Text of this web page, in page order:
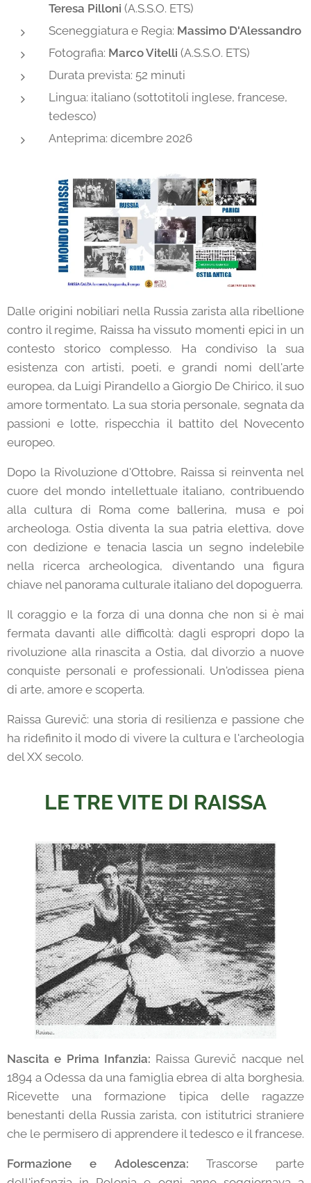
Teresa Pilloni (A.S.S.O. ETS)
Sceneggiatura e Regia: Massimo D'Alessandro
Fotografia: Marco Vitelli (A.S.S.O. ETS)
Durata prevista: 52 minuti
Lingua: italiano (sottotitoli inglese, francese,
tedesco)
Anteprima: dicembre 2026
Dalle origini nobiliari nella Russia zarista alla ribellione
contro il regime, Raissa ha vissuto momenti epici in un
contesto storico complesso. Ha condiviso la sua
esistenza con artisti, poeti, e grandi nomi dell'arte
europea, da Luigi Pirandello a Giorgio De Chirico, il suo
amore tormentato. La sua storia personale, segnata da
passioni e lotte, rispecchia il battito del Novecento
europeo.
Dopo la Rivoluzione d'Ottobre, Raissa si reinventa nel
cuore del mondo intellettuale italiano, contribuendo
alla cultura di Roma come ballerina, musa e poi
archeologa. Ostia diventa la sua patria elettiva, dove
con dedizione e tenacia lascia un segno indelebile
nella ricerca archeologica, diventando una figura
chiave nel panorama culturale italiano del dopoguerra.
Il coraggio e la forza di una donna che non si è mai
fermata davanti alle difficoltà: dagli espropri dopo la
rivoluzione alla rinascita a Ostia, dal divorzio a nuove
conquiste personali e professionali. Un'odissea piena
di arte, amore e scoperta.
Raissa Gurevič: una storia di resilienza e passione che
ha ridefinito il modo di vivere la cultura e l'archeologia
del XX secolo.
LE TRE VITE DI RAISSA
Nascita e Prima Infanzia: Raissa Gurevič nacque nel
1894 a Odessa da una famiglia ebrea di alta borghesia.
Ricevette una formazione tipica delle ragazze
benestanti della Russia zarista, con istitutrici straniere
che le permisero di apprendere il tedesco e il francese.
Formazione e Adolescenza: Trascorse parte